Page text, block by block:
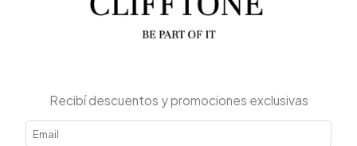
Recibí descuentos y promociones exclusivas